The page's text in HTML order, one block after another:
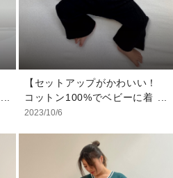
【スタッフ着用サイズ】
トップス：XS
ボトムス：XS
【セットアップがかわいい！
コットン100%でベビーに着
せやすい】
ー セットアップ(ベビー)
大人と変わらぬデザインでお
洒落なセットアップ。 コッ
2023/10/6